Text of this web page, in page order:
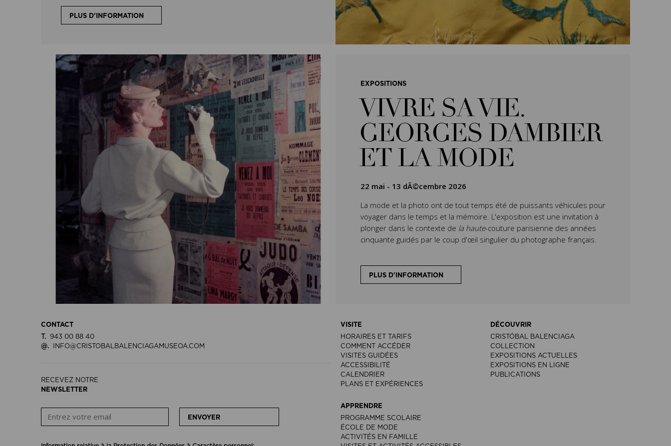
PLUS D'INFORMATION
EXPOSITIONS
VIVRE SA VIE.
GEORGES DAMBIER
ET LA MODE
22 mai - 13 dÃ©cembre 2026
La mode et la photo ont de tout temps été de puissants véhicules pour
voyager dans le temps et la mémoire. L'exposition est une invitation à
plonger dans le contexte de la haute-couture parisienne des années
cinquante guidés par le coup d'œil singulier du photographe français.
PLUS D'INFORMATION
CONTACT
T.
943 00 88 40
@.
INFO@CRISTOBALBALENCIAGAMUSEOA.COM
RECEVEZ NOTRE
NEWSLETTER
ENVOYER
VISITE
HORAIRES ET TARIFS
COMMENT ACCÉDER
VISITES GUIDÉES
ACCESSIBILITÉ
CALENDRIER
PLANS ET EXPÉRIENCES
DÉCOUVRIR
CRISTÓBAL BALENCIAGA
COLLECTION
EXPOSITIONS ACTUELLES
EXPOSITIONS EN LIGNE
PUBLICATIONS
APPRENDRE
PROGRAMME SCOLAIRE
ÉCOLE DE MODE
ACTIVITÉS EN FAMILLE